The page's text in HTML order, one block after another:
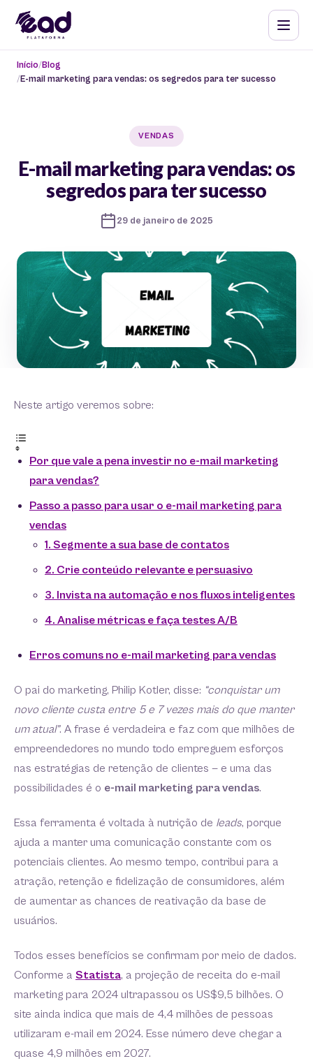
Início Blog
E-mail marketing para vendas: os segredos para ter sucesso
VENDAS
E-mail marketing para vendas: os
segredos para ter sucesso
29 de janeiro de 2025
Neste artigo veremos sobre:
Por que vale a pena investir no e-mail marketing
para vendas?
Passo a passo para usar o e-mail marketing para
vendas
1. Segmente a sua base de contatos
2. Crie conteúdo relevante e persuasivo
3. Invista na automação e nos fluxos inteligentes
4. Analise métricas e faça testes A/B
Erros comuns no e-mail marketing para vendas
O pai do marketing, Philip Kotler, disse: “conquistar um
novo cliente custa entre 5 e 7 vezes mais do que manter
um atual”. A frase é verdadeira e faz com que milhões de
empreendedores no mundo todo empreguem esforços
nas estratégias de retenção de clientes — e uma das
possibilidades é o e-mail marketing para vendas.
Essa ferramenta é voltada à nutrição de leads, porque
ajuda a manter uma comunicação constante com os
potenciais clientes. Ao mesmo tempo, contribui para a
atração, retenção e fidelização de consumidores, além
de aumentar as chances de reativação da base de
usuários.
Todos esses benefícios se confirmam por meio de dados.
Conforme a Statista, a projeção de receita do e-mail
marketing para 2024 ultrapassou os US$9,5 bilhões. O
site ainda indica que mais de 4,4 milhões de pessoas
utilizaram e-mail em 2024. Esse número deve chegar a
quase 4,9 milhões em 2027.